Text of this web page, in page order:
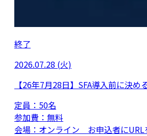
終了
2026.07.28 (火)
【26年7月28日】SFA導入前に決
定員： 50名
参加費： 無料
会場： オンライン お申込者にURL